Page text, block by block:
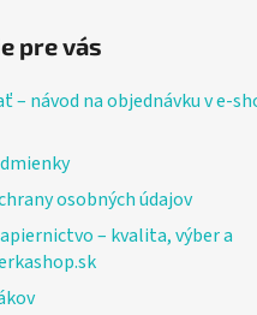
pre vás
– návod na objednávku v e-
osobných údajov
– kvalita, výber a